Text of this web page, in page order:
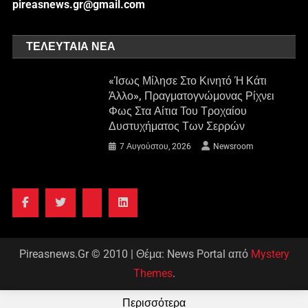
pireasnews.gr@gmail.com
ΤΕΛΕΥΤΑΊΑ ΝΈΑ
«Ίσως Μίλησε Στο Κινητό Ή Κάτι
Άλλο», Πραγματογνώμονας Ρίχνει
Φως Στα Αίτια Του Τροχαίου
Δυστυχήματος Των Σερρών
7 Αυγούστου, 2026 Newsroom
Pireasnews.Gr © 2010 Θέμα: News Portal από Mystery
Themes.
Περισσότερα